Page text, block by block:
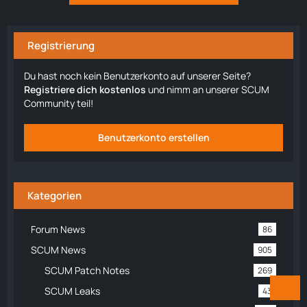
Registrierung
Du hast noch kein Benutzerkonto auf unserer Seite?
Registriere dich kostenlos und nimm an unserer SCUM
Community teil!
Benutzerkonto erstellen
Kategorien
Forum News 86
SCUM News 905
SCUM Patch Notes 269
SCUM Leaks 43